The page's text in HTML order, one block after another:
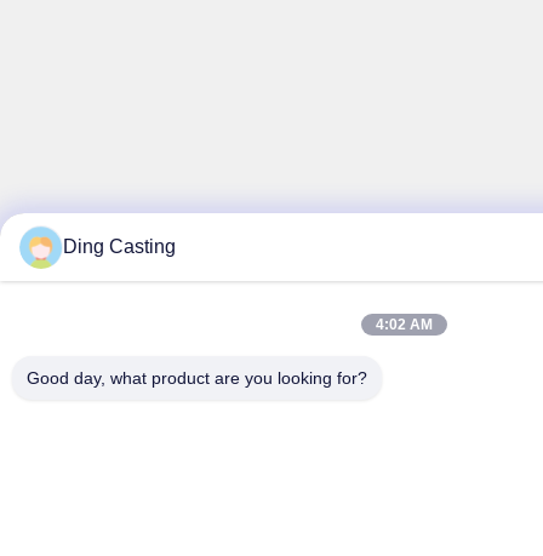
Ding Casting
4:02 AM
Good day, what product are you looking for?